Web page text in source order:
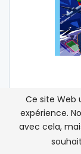
Ce site Web
expérience.
avec cela,